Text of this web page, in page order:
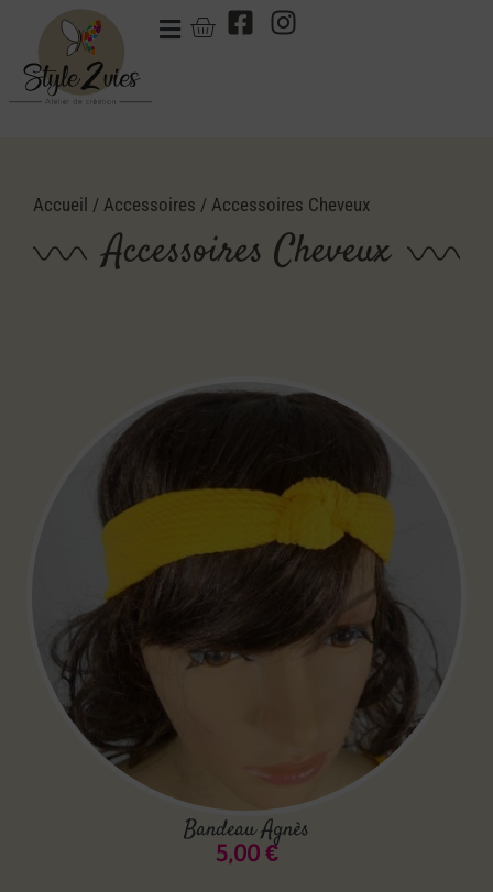
Accueil / Accessoires / Accessoires Cheveux
Accessoires Cheveux
Bandeau Agnès
5,00 €